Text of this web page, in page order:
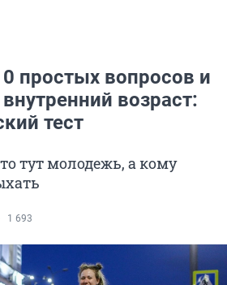
простых вопросов и
возраст:
тест
тут молодежь, а кому
1 693